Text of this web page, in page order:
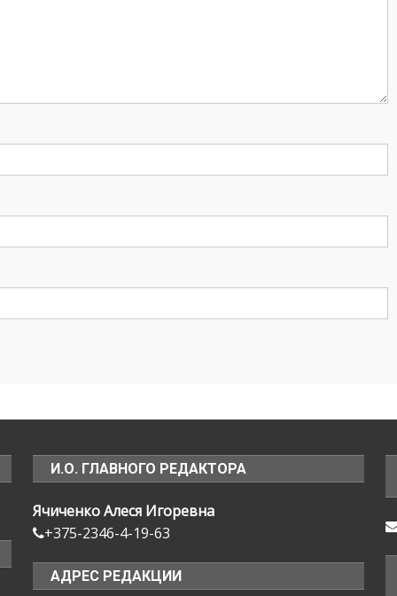
И.О. ГЛАВНОГО РЕДАКТОРА
Ячиченко Алеся Игоревна
+375-2346-4-19-63
АДРЕС РЕДАКЦИИ